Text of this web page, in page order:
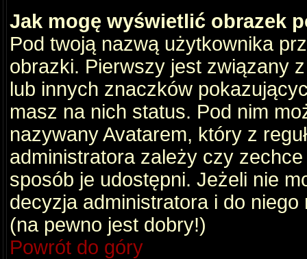
Jak mogę wyświetlić obrazek
Pod twoją nazwą użytkownika
obrazki. Pierwszy jest związany
lub innych znaczków
masz na nich status. Pod nim
nazywany Avatarem, który z
administratora zależy czy
sposób je udostępni. Jeżeli nie
decyzja administratora i do
(na pewno jest dobry!)
Powrót do góry